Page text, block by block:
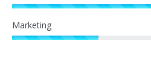
Marketing